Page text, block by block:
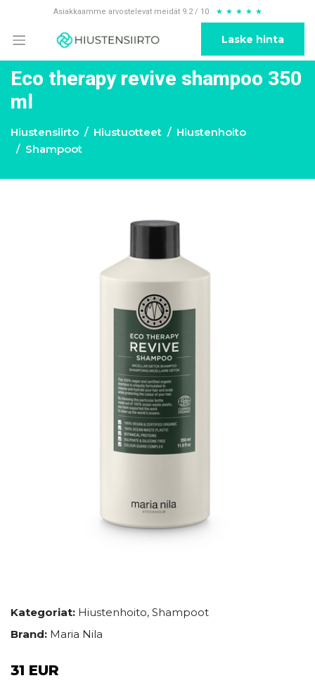
Asiakkaamme arvostelevat meidät 9.2 / 10 ★ ★ ★ ★ ★
Laske hinta
Eco therapy revive shampoo 350
ml
Hiustensiirto Hiustuotteet
Hiustenhoito
Shampoot
Kategoriat: Hiustenhoito, Shampoot
Brand: Maria Nila
31 EUR